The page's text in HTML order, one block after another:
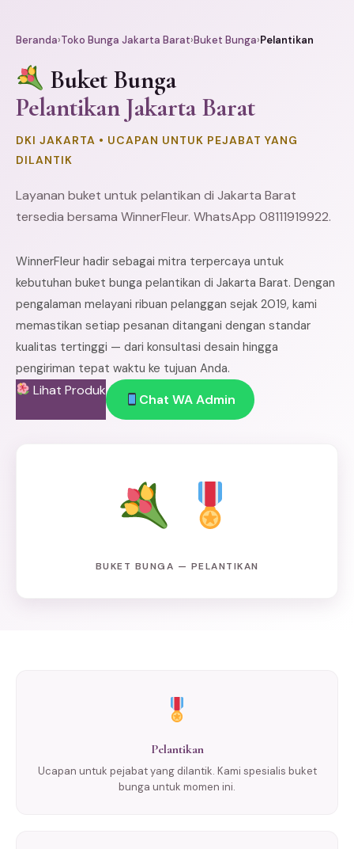
Beranda›Toko Bunga Jakarta Barat›Buket Bunga›Pelantikan
Buket Bunga
Pelantikan Jakarta Barat
DKI JAKARTA • UCAPAN UNTUK PEJABAT YANG
DILANTIK
Layanan buket untuk pelantikan di Jakarta Barat
tersedia bersama WinnerFleur. WhatsApp 08111919922.
WinnerFleur hadir sebagai mitra terpercaya untuk
kebutuhan buket bunga pelantikan di Jakarta Barat. Dengan
pengalaman melayani ribuan pelanggan sejak 2019, kami
memastikan setiap pesanan ditangani dengan standar
kualitas tertinggi — dari konsultasi desain hingga
pengiriman tepat waktu ke tujuan Anda.
Lihat Produk
Chat WA Admin
BUKET BUNGA — PELANTIKAN
Pelantikan
Ucapan untuk pejabat yang dilantik. Kami spesialis buket
bunga untuk momen ini.